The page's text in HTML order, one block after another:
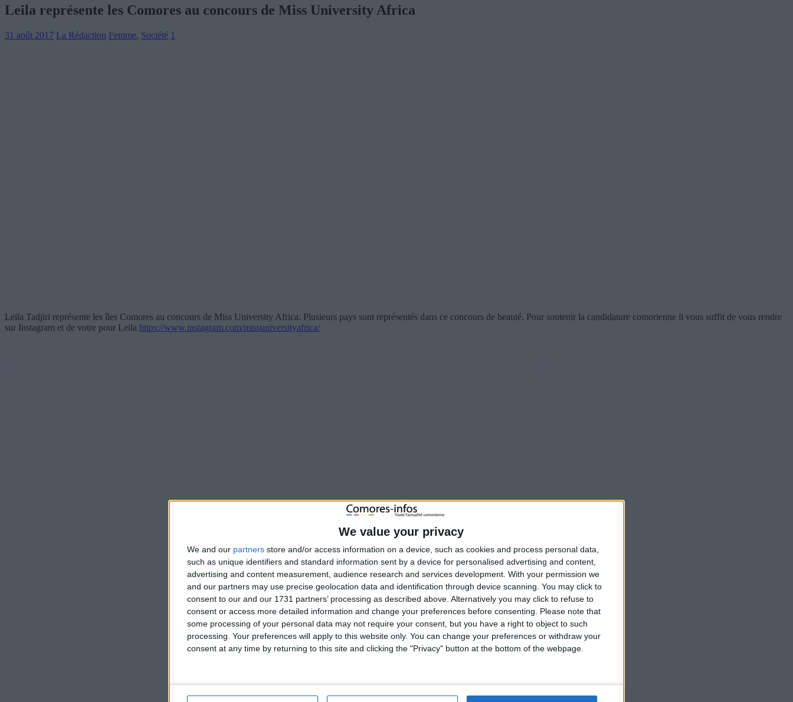
We value your privacy
We and our partners store and/or access information on a device, such as cookies and process personal data,
such as unique identifiers and standard information sent by a device for personalised advertising and content,
advertising and content measurement, audience research and services development. With your permission we
and our partners may use precise geolocation data and identification through device scanning. You may click to
consent to our and our 1731 partners’ processing as described above. Alternatively you may click to refuse to
consent or access more detailed information and change your preferences before consenting. Please note that
some processing of your personal data may not require your consent, but you have a right to object to such
processing. Your preferences will apply to this website only. You can change your preferences or withdraw your
consent at any time by returning to this site and clicking the "Privacy" button at the bottom of the webpage.
Leila représente les Comores au concours de Miss University Africa
31 août 2017 La Rédaction Femme, Société 1
Leila Tadjiri représente les îles Comores au concours de Miss University Africa. Plusieurs pays sont représentés dans ce concours de beauté. Pour soutenir la candidature comorienne il vous suffit de vous rendre
sur Instagram et de votre pour Leila https://www.instagram.com/missuniversityafrica/